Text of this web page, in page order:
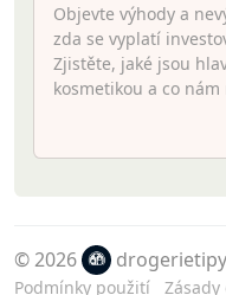
Objevte výhody a
zda se vyplatí
Zjistěte, jaké jsou
kosmetikou a co
© 2026
Podmínky použití